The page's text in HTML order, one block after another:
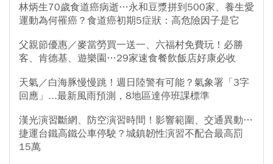
林炳生70歲食道癌病逝…永和豆漿拼到500家、養生愛
運動為何罹癌？食道癌初期5症狀：高危險因子是它
父親節優惠／麥當勞買一送一、六福村免費玩！必勝
客、肯德基、遊樂園…29家速食餐飲飯店好康必收
天氣／白海豚慢慢跳！週日陸警有可能？氣象署「3字
回應」...最新風雨預測，8地區達停班課標準
漢光演習斷網、防空演習時間！影響範圍、交通異動…
捷運台鐵高鐵公車停駛？城鎮韌性演習不配合最高罰
15萬